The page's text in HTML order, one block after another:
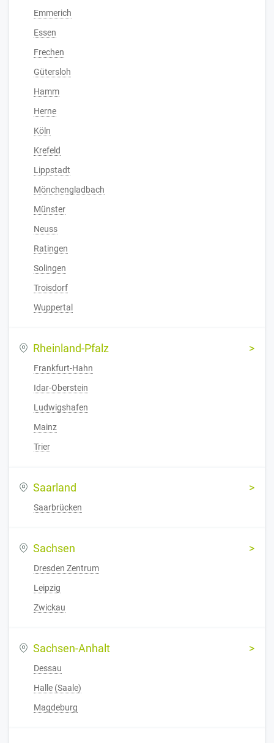
Emmerich
Essen
Frechen
Gütersloh
Hamm
Herne
Köln
Krefeld
Lippstadt
Mönchengladbach
Münster
Neuss
Ratingen
Solingen
Troisdorf
Wuppertal
Rheinland-Pfalz
Frankfurt-Hahn
Idar-Oberstein
Ludwigshafen
Mainz
Trier
Saarland
Saarbrücken
Sachsen
Dresden Zentrum
Leipzig
Zwickau
Sachsen-Anhalt
Dessau
Halle (Saale)
Magdeburg